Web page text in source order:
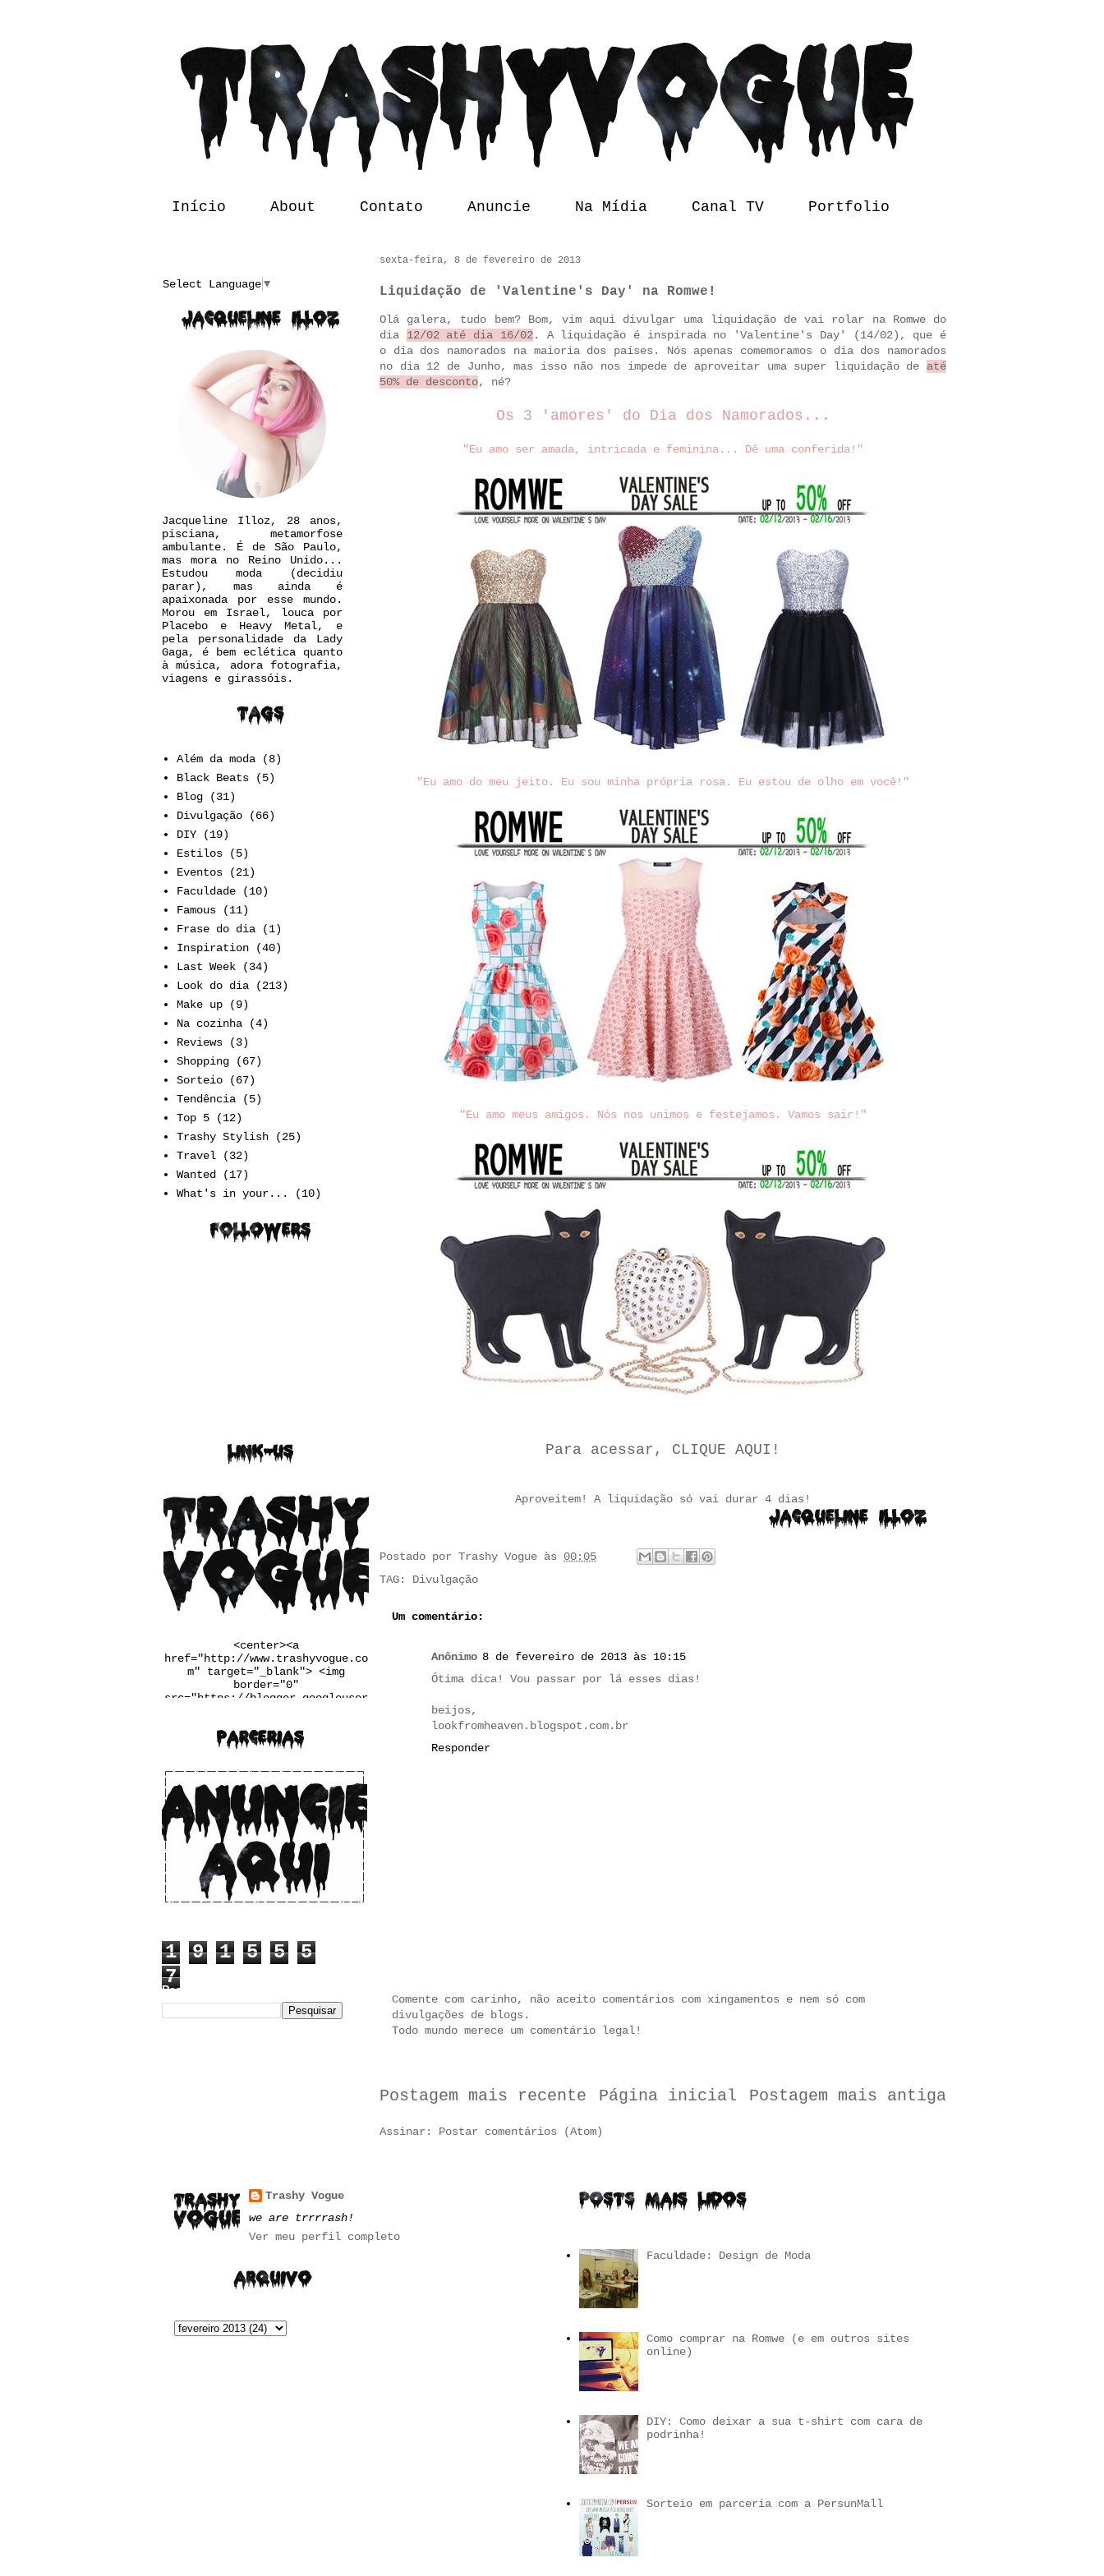
Início About Contato Anuncie Na Mídia Canal TV Portfolio
sexta-feira, 8 de fevereiro de 2013
Liquidação de 'Valentine's Day' na Romwe!
Olá galera, tudo bem? Bom, vim aqui divulgar uma liquidação de vai rolar na Romwe do
dia 12/02 até dia 16/02. A liquidação é inspirada no 'Valentine's Day' (14/02), que é
o dia dos namorados na maioria dos países. Nós apenas comemoramos o dia dos namorados
no dia 12 de Junho, mas isso não nos impede de aproveitar uma super liquidação de até
50% de desconto, né?
Os 3 'amores' do Dia dos Namorados ...
"Eu amo ser amada, intricada e feminina... Dê uma conferida!"
"Eu amo do meu jeito. Eu sou minha própria rosa. Eu estou de olho em você!"
"Eu amo meus amigos. Nós nos unimos e festejamos. Vamos sair!"
Para acessar, CLIQUE AQUI !
Aproveitem! A liquidação só vai durar 4 dias!
Postado por Trashy Vogue às 00:05
TAG: Divulgação
Um comentário:
Anônimo 8 de fevereiro de 2013 às 10:15
Ótima dica! Vou passar por lá esses dias!
beijos,
lookfromheaven.blogspot.com.br
Responder
Comente com carinho, não aceito comentários com xingamentos e nem só com
divulgações de blogs.
Todo mundo merece um comentário legal!
Postagem mais recente Postagem mais antiga
Página inicial
Assinar: Postar comentários (Atom)
Select Language▼
Jacqueline Illoz, 28 anos,
pisciana, metamorfose
ambulante. É de São Paulo,
mas mora no Reino Unido...
Estudou moda (decidiu
parar), mas ainda é
apaixonada por esse mundo.
Morou em Israel, louca por
Placebo e Heavy Metal, e
pela personalidade da Lady
Gaga, é bem eclética quanto
à música, adora fotografia,
viagens e girassóis.
Além da moda
(8)
Black Beats
(5)
Blog
(31)
Divulgação
(66)
DIY
(19)
Estilos
(5)
Eventos
(21)
Faculdade
(10)
Famous
(11)
Frase do dia
(1)
Inspiration
(40)
Last Week
(34)
Look do dia
(213)
Make up
(9)
Na cozinha
(4)
Reviews
(3)
Shopping
(67)
Sorteio
(67)
Tendência
(5)
Top 5
(12)
Trashy Stylish
(25)
Travel
(32)
Wanted
(17)
What's in your...
(10)
<center><a
href="http://www.trashyvogue.co
m" target="_blank"> <img
border="0"
src="https://blogger.googleuser
u3wSj4vLaL0MiWcMlkIIq9N34UaFq6Q
2PRlYxiF4jDxtfiTugVHzJnj1Ba6pxQ
__FSINM8VGJk_Qmcvbc6_ws4rbqoBF5
QX4QiDxgIn65NudFdVd2BUwJbJw/w25
0-h167-no/banner.jpg" /></a>
</center>
1 9 1 5 5
5
7
Pesquisar este blog
Trashy Vogue
we are trrrrash!
Ver meu perfil completo
Faculdade: Design de Moda
Como comprar na Romwe (e em outros sites
online)
DIY: Como deixar a sua t-shirt com cara de
podrinha!
Sorteio em parceria com a PersunMall